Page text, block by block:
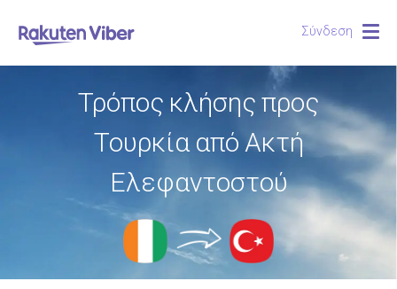
Σύνδεση
Τρόπος κλήσης προς
Τουρκία από Ακτή
Ελεφαντοστού